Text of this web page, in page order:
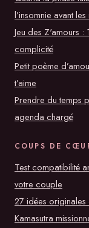
l’insomnie avant
Jeu des Z'amours
complicité
Petit poème
t’aime
Prendre du temps
agenda chargé
COUPS DE
Test compatibilité
votre couple
27 idées originales
Kamasutra